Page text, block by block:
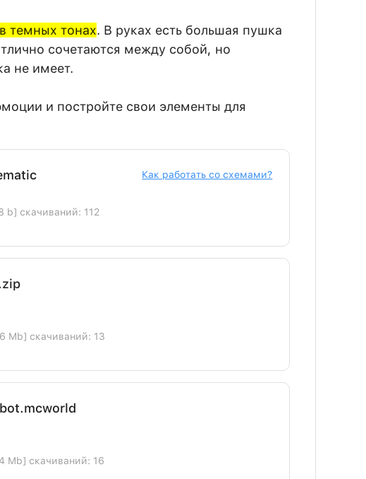
темных тонах. В руках есть большая пушка
сочетаются между собой, но
не имеет.
и постройте свои элементы для
b] скачиваний: 112
Как работать со схемами?
Mb] скачиваний: 13
Mb] скачиваний: 16